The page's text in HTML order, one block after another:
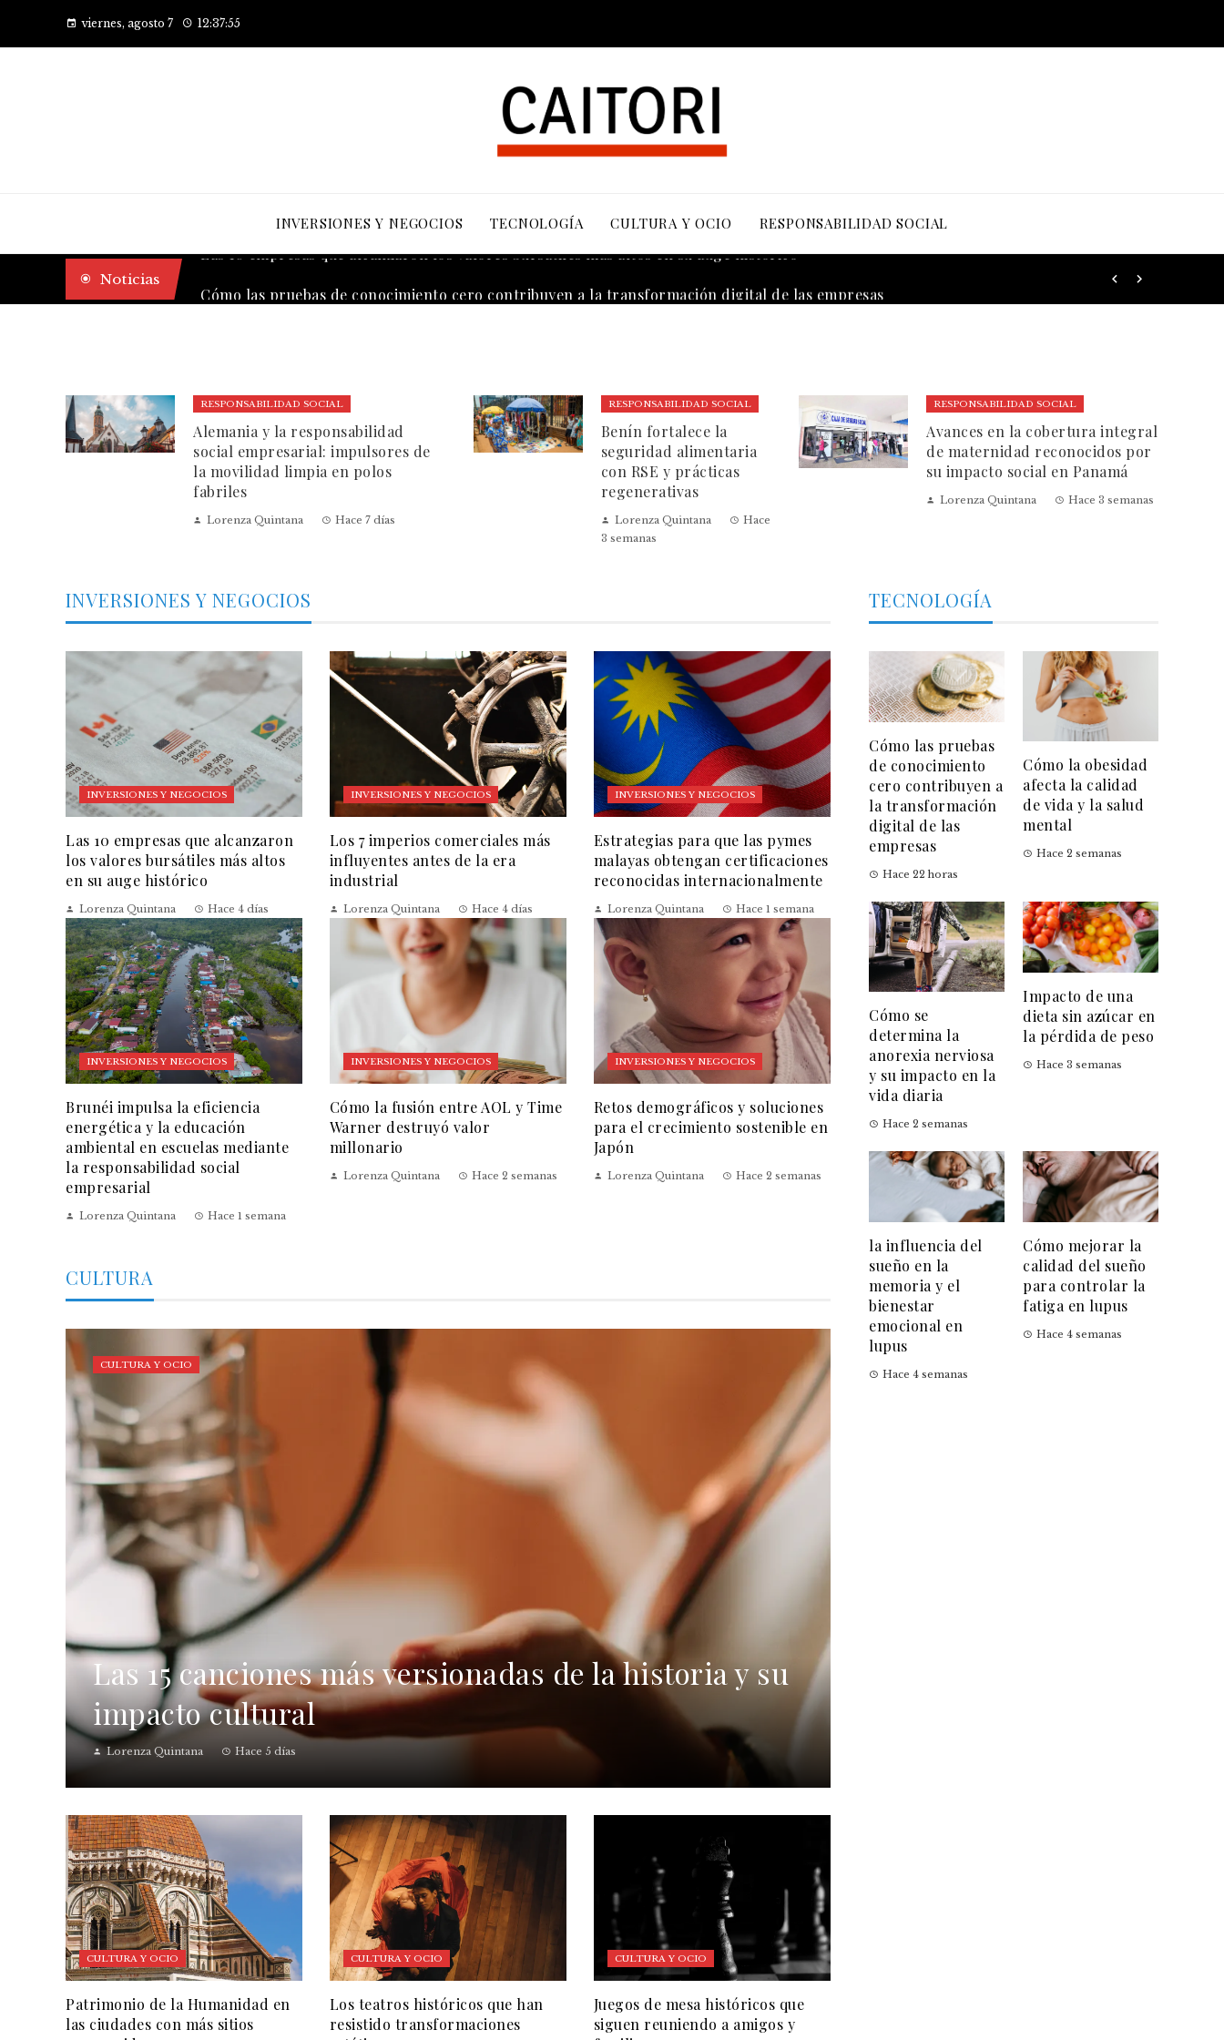
viernes, agosto 7 12:37:56
INVERSIONES Y NEGOCIOS TECNOLOGÍA CULTURA Y OCIO RESPONSABILIDAD SOCIAL
Noticias
RESPONSABILIDAD SOCIAL
Alemania y la responsabilidad
social empresarial: impulsores de
la movilidad limpia en polos
fabriles
Lorenza Quintana Hace 7 días
RESPONSABILIDAD SOCIAL
Benín fortalece la
seguridad alimentaria
con RSE y prácticas
regenerativas
Lorenza Quintana
Hace
3 semanas
RESPONSABILIDAD SOCIAL
Avances en la cobertura integral
de maternidad reconocidos por
su impacto social en Panamá
Lorenza Quintana Hace 3 semanas
INVERSIONES Y NEGOCIOS
INVERSIONES Y NEGOCIOS
Las 10 empresas que alcanzaron
los valores bursátiles más altos
en su auge histórico
Lorenza Quintana Hace 4 días
INVERSIONES Y NEGOCIOS
Los 7 imperios comerciales más
influyentes antes de la era
industrial
Lorenza Quintana Hace 4 días
INVERSIONES Y NEGOCIOS
Estrategias para que las pymes
malayas obtengan certificaciones
reconocidas internacionalmente
Lorenza Quintana Hace 1 semana
INVERSIONES Y NEGOCIOS
Brunéi impulsa la eficiencia
energética y la educación
ambiental en escuelas mediante
la responsabilidad social
empresarial
Lorenza Quintana Hace 1 semana
INVERSIONES Y NEGOCIOS
Cómo la fusión entre AOL y Time
Warner destruyó valor
millonario
Lorenza Quintana Hace 2 semanas
INVERSIONES Y NEGOCIOS
Retos demográficos y soluciones
para el crecimiento sostenible en
Japón
Lorenza Quintana Hace 2 semanas
CULTURA
Las 15 canciones más versionadas de la historia y su
impacto cultural
Lorenza Quintana Hace 5 días
CULTURA Y OCIO
CULTURA Y OCIO
Patrimonio de la Humanidad en
las ciudades con más sitios
CULTURA Y OCIO
Los teatros históricos que han
resistido transformaciones
CULTURA Y OCIO
Juegos de mesa históricos que
siguen reuniendo a amigos y
TECNOLOGÍA
Cómo las pruebas
de conocimiento
cero contribuyen a
la transformación
digital de las
empresas
Hace 22 horas
Cómo la obesidad
afecta la calidad
de vida y la salud
mental
Hace 2 semanas
Cómo se
determina la
anorexia nerviosa
y su impacto en la
vida diaria
Hace 2 semanas
Impacto de una
dieta sin azúcar en
la pérdida de peso
Hace 3 semanas
la influencia del
sueño en la
memoria y el
bienestar
emocional en
lupus
Hace 4 semanas
Cómo mejorar la
calidad del sueño
para controlar la
fatiga en lupus
Hace 4 semanas